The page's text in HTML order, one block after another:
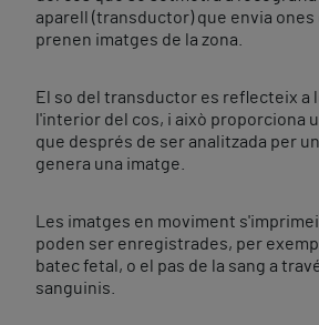
aparell (transductor) que envia ones
prenen imatges de la zona.
El so del transductor es reflecteix a
l'interior del cos, i això proporciona
que després de ser analitzada per
genera una imatge.
Les imatges en moviment
poden ser enregistrades, per
batec fetal, o el pas de la sang a
sanguinis.